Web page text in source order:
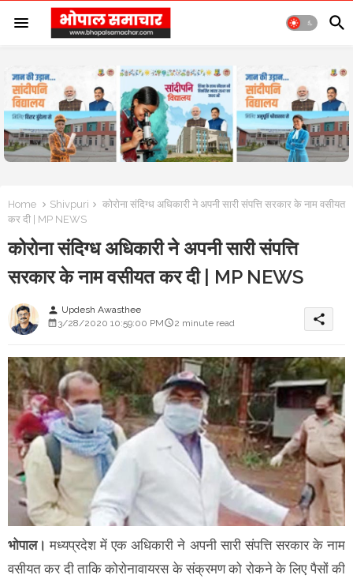
Home Shivpuri
कोरोना संदिग्ध अधिकारी ने अपनी सारी संपत्ति सरकार के नाम वसीयत
कर दी | MP NEWS
कोरोना संदिग्ध अधिकारी ने अपनी सारी संपत्ति
सरकार के नाम वसीयत कर दी | MP NEWS
person Updesh Awasthee
3/28/2020 10:59:00 PM
2 minute read share
भोपाल। मध्यप्रदेश में एक अधिकारी ने अपनी सारी संपत्ति सरकार के नाम
वसीयत कर दी ताकि कोरोनावायरस के संक्रमण को रोकने के लिए पैसों की